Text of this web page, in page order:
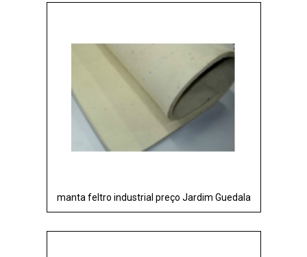
manta feltro industrial preço Jardim Guedala